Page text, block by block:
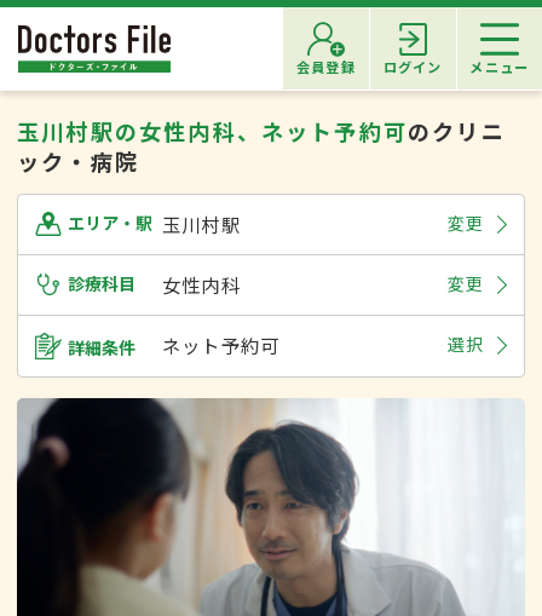
会員登録 ログイン メニュー
玉川村駅の女性内科、ネット予約可のクリニ
ック・病院
エリア・駅 玉川村駅 変更
診療科目 女性内科 変更
詳細条件 ネット予約可 選択